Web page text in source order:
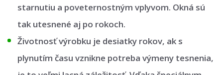
starnutiu a poveternostným vplyvom. Okná sú
tak utesnené aj po rokoch.
Životnosť výrobku je desiatky rokov, ak s
plynutím času vznikne potreba výmeny tesnenia,